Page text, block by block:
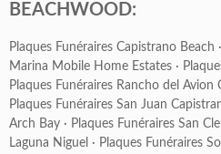
BEACHWOOD:
Plaques Funéraires Capistrano Beach ·
Marina Mobile Home Estates ·
Plaques Funéraires Rancho del
Plaques Funéraires San Juan
Arch Bay · Plaques Funéraires San
Laguna Niguel · Plaques Funéraires